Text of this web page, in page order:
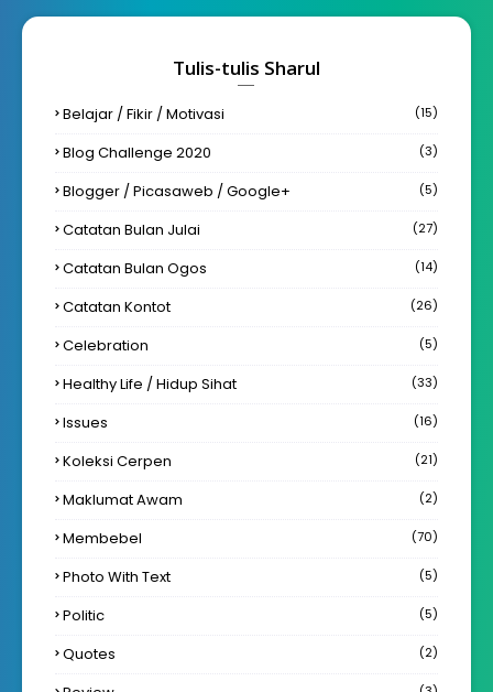
Tulis-tulis Sharul
Belajar / Fikir / Motivasi (15)
Blog Challenge 2020 (3)
Blogger / Picasaweb / Google+ (5)
Catatan Bulan Julai (27)
Catatan Bulan Ogos (14)
Catatan Kontot (26)
Celebration (5)
Healthy Life / Hidup Sihat (33)
Issues (16)
Koleksi Cerpen (21)
Maklumat Awam (2)
Membebel (70)
Photo With Text (5)
Politic (5)
Quotes (2)